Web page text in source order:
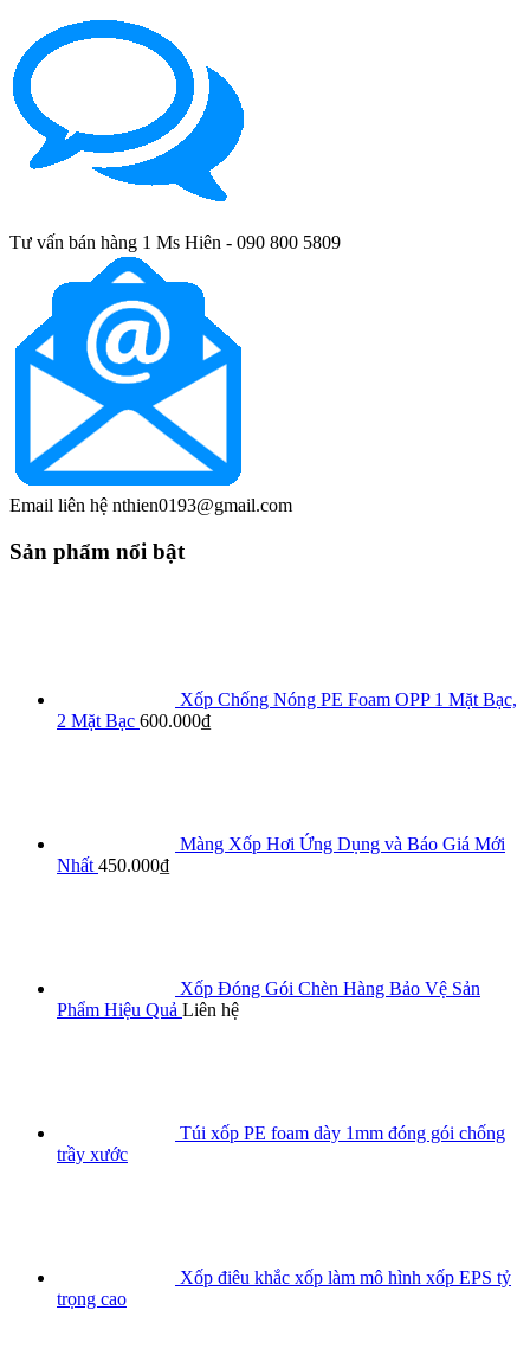
Tư vấn bán hàng 1 Ms Hiên - 090 800 5809
Email liên hệ nthien0193@gmail.com
Sản phẩm nổi bật
Xốp Chống Nóng PE Foam OPP 1 Mặt Bạc,
2 Mặt Bạc 600.000₫
Màng Xốp Hơi Ứng Dụng và Báo Giá Mới
Nhất 450.000₫
Xốp Đóng Gói Chèn Hàng Bảo Vệ Sản
Phẩm Hiệu Quả Liên hệ
Túi xốp PE foam dày 1mm đóng gói chống
trầy xước
Xốp điêu khắc xốp làm mô hình xốp EPS tỷ
trọng cao